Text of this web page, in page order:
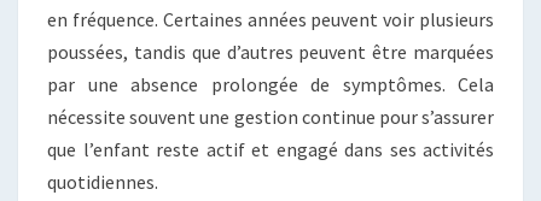
en fréquence. Certaines années peuvent voir plusieurs
poussées, tandis que d’autres peuvent être marquées
par une absence prolongée de symptômes. Cela
nécessite souvent une gestion continue pour s’assurer
que l’enfant reste actif et engagé dans ses activités
quotidiennes.